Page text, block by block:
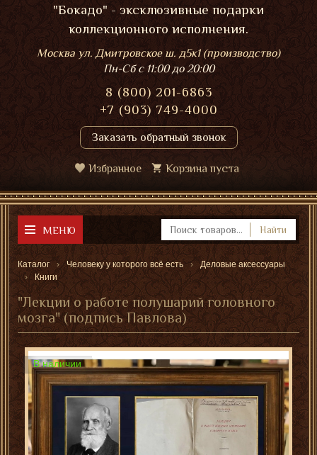
"Бокадо" - эксклюзивные подарки
коллекционного исполнения.
Москва ул. Дмитровское ш. д5к1 (производство)
Пн-Сбс 11:00 до 20:00
8 (800) 201-6863
+7 (903) 749-4000
Заказать обратный звонок
Избранное Корзина пуста
МЕНЮ Найти
Каталог Человеку у которого всё есть
Деловые аксессуары
Книги
"Лекции о работе полушарий головного
мозга" (подпись Павлова)
В наличии